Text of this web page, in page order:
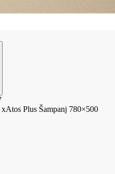
Plus Šampanj 780×500